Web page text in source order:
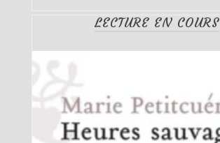
LECTURE EN COURS